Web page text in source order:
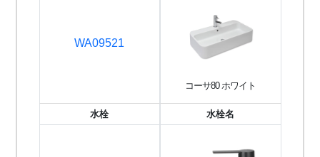
WA09521
コーサ80 ホワイト
水栓 水栓名